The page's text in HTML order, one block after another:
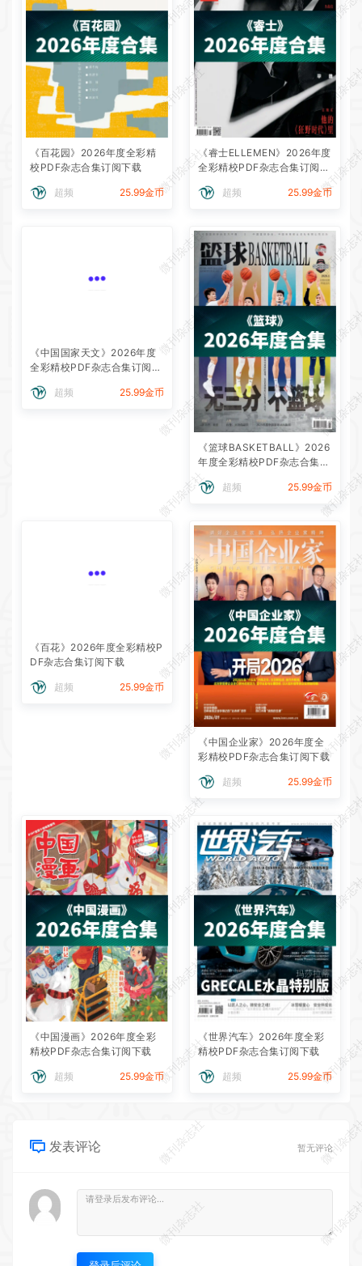
《百花园》2026年度全彩精
校PDF杂志合集订阅下载
超频 25.99金币
《睿士ELLEMEN》2026年度
全彩精校PDF杂志合集订阅下
超频
25.99金币
《中国国家天文》2026年度
全彩精校PDF杂志合集订阅下
超频
25.99金币
《篮球BASKETBALL》2026
年度全彩精校PDF杂志合集订
超频
25.99金币
《百花》2026年度全彩精校P
DF杂志合集订阅下载
超频 25.99金币
《中国企业家》2026年度全
彩精校PDF杂志合集订阅下载
超频 25.99金币
《中国漫画》2026年度全彩
精校PDF杂志合集订阅下载
超频 25.99金币
《世界汽车》2026年度全彩
精校PDF杂志合集订阅下载
超频 25.99金币
发表评论 暂无评论
微刊杂志社
微刊杂
微刊杂志社
微刊杂
微刊杂志社
微刊杂
微刊杂志社
微刊杂
微刊杂志社
微刊杂
微刊杂志社
微刊杂
微刊杂志社
微刊杂
微刊杂志社
微刊杂
微刊杂志社
微刊杂
微刊杂志社
微刊杂
微刊杂志社
微刊杂
微刊杂志社
微刊杂
微刊杂志社
微刊杂
微刊杂志社
微刊杂
微刊杂志社
微刊杂